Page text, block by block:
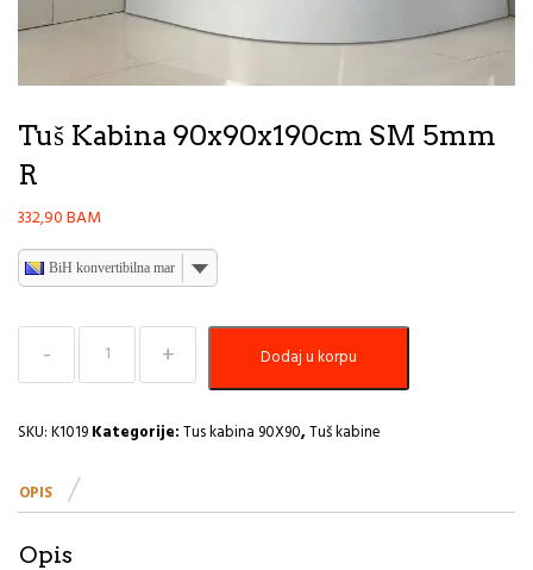
Tuš Kabina 90x90x190cm SM 5mm
R
332,90BAM
BiH konvertibilna marka
Tuš
Kabina
90x90x190cm
5mm
količina
Dodaj u korpu
SKU:K1019Kategorije:Tus kabina 90X90,Tuš kabine
OPIS
Opis